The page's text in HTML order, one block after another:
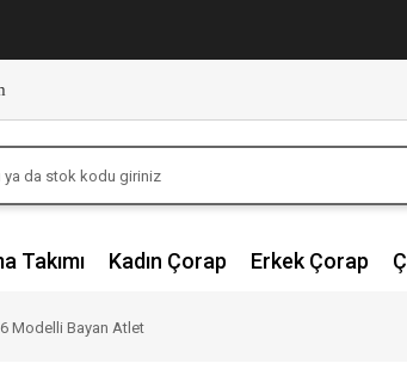
Takımı Kadın Çorap Erkek Çorap
Modelli Bayan Atlet